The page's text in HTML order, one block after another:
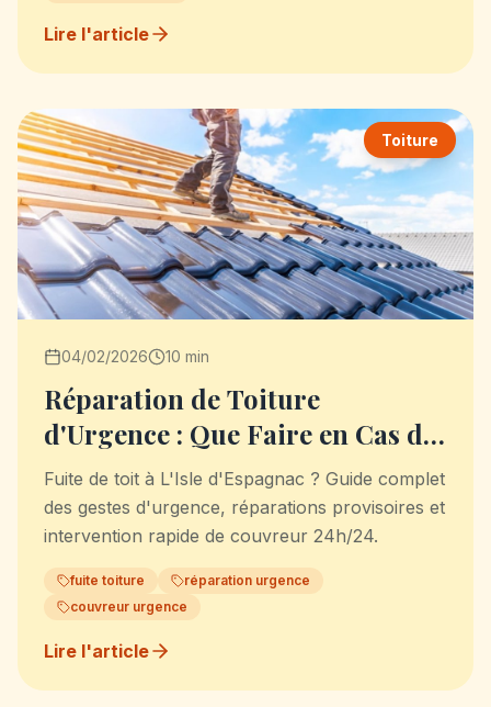
Lire l'article
Toiture
04/02/2026 10 min
Réparation de Toiture
d'Urgence : Que Faire en Cas de
Fuite ?
Fuite de toit à L'Isle d'Espagnac ? Guide complet
des gestes d'urgence, réparations provisoires et
intervention rapide de couvreur 24h/24.
fuite toiture
réparation urgence
couvreur urgence
Lire l'article